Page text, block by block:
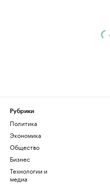
Рубрики
Политика
Экономика
Общество
Бизнес
Технологии и
медиа